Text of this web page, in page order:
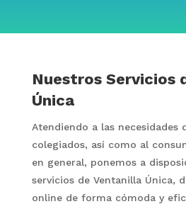
Nuestros Servicios
Única
Atendiendo a las necesidades
colegiados, así como al
en general, ponemos a
servicios de Ventanilla Única,
online de forma cómoda y